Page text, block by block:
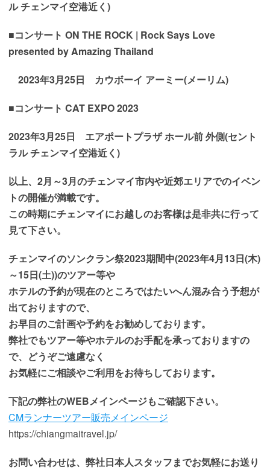
ル チェンマイ空港近く)
■コンサート ON THE ROCK | Rock Says Love
presented by Amazing Thailand
2023年3月25日 カウボーイ アーミー(メーリム)
■コンサート CAT EXPO 2023
2023年3月25日 エアポートプラザ ホール前 外側(セント
ラル チェンマイ空港近く)
以上、2月～3月のチェンマイ市内や近郊エリアでのイベン
トの開催が満載です。
この時期にチェンマイにお越しのお客様は是非共に行って
見て下さい。
チェンマイのソンクラン祭2023期間中(2023年4月13日(木)
～15日(土))のツアー等や
ホテルの予約が現在のところではたいへん混み合う予想が
出ておりますので、
お早目のご計画や予約をお勧めしております。
弊社でもツアー等やホテルのお手配を承っておりますの
で、どうぞご遠慮なく
お気軽にご相談やご利用をお待ちしております。
下記の弊社のWEBメインページもご確認下さい。
CMランナーツアー販売メインページ
https://chiangmaitravel.jp/
お問い合わせは、弊社日本人スタッフまでお気軽にお送り